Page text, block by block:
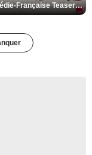
De la Comédie-Française Teaser VF